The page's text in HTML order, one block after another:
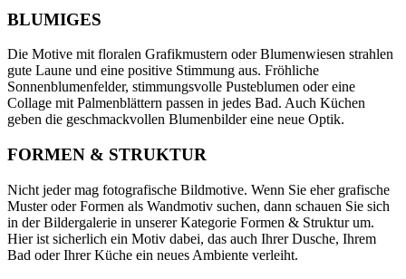
BLUMIGES
Die Motive mit floralen Grafikmustern oder Blumenwiesen strahlen
gute Laune und eine positive Stimmung aus. Fröhliche
Sonnenblumenfelder, stimmungsvolle Pusteblumen oder eine
Collage mit Palmenblättern passen in jedes Bad. Auch Küchen
geben die geschmackvollen Blumenbilder eine neue Optik.
FORMEN & STRUKTUR
Nicht jeder mag fotografische Bildmotive. Wenn Sie eher grafische
Muster oder Formen als Wandmotiv suchen, dann schauen Sie sich
in der Bildergalerie in unserer Kategorie Formen & Struktur um.
Hier ist sicherlich ein Motiv dabei, das auch Ihrer Dusche, Ihrem
Bad oder Ihrer Küche ein neues Ambiente verleiht.